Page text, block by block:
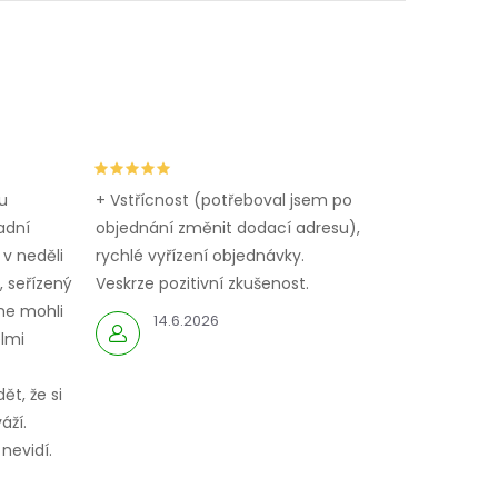
neděli
seřízený
mohli
že si
14.6.2026
+ Vstřícnost (potřeboval jsem po
objednání změnit dodací adresu),
rychlé vyřízení objednávky.
Veskrze pozitivní zkušenost.